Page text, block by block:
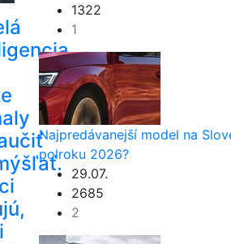
1322
1
Najpredávanejší model na
polroku 2026?
29.07.
2685
2